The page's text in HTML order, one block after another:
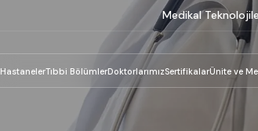
Medikal
HastanelerTıbbi BölümlerDoktorlarımızSertifikalarÜnite ve